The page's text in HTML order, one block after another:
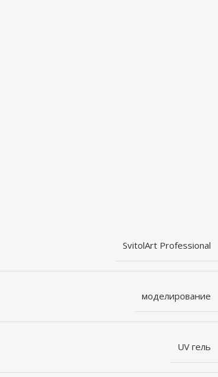
SvitolArt Professional
моделирование
UV гель